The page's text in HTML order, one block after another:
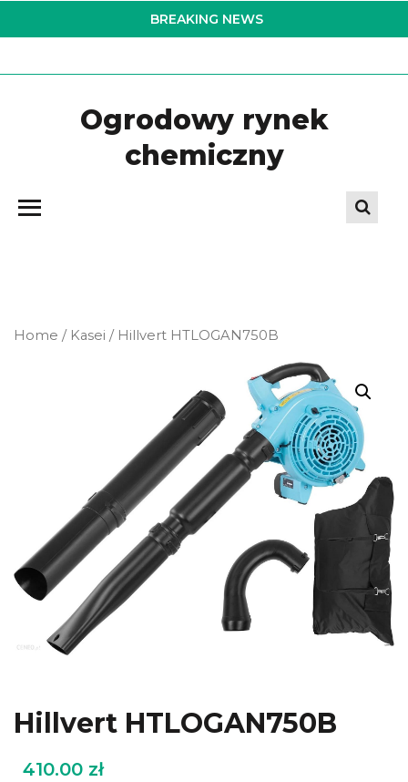
to
BREAKING NEWS
Ogrodowy rynek
chemiczny
Home / Kasei / Hillvert HTLOGAN750B
Hillvert HTLOGAN750B
410.00 zł